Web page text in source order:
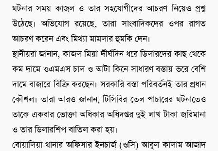
ঘটনার সময় কাজল ও তার সহযোগীদের আচরণ নিয়েও প্রশ্ন
উঠেছে। অভিযোগ রয়েছে, তারা সাংবাদিকদের ওপর রাগত
আচরণ করেন এবং মিথ্যা মামলার হুমকি দেন।
স্থানীয়রা জানান, কাজল মিয়া দীর্ঘদিন ধরে ডিলারদের কাছ থেকে
কম দামে ওএমএস চাল ও আটা কিনে সাধারণ বস্তায় ভরে বেশি
দামে বাজারে বিক্রি করছেন। সরকারি বস্তা পরিবর্তনই তার প্রধান
কৌশল। তারা আরও জানান, টিসিবির তেল পাচারের ঘটনাতেও
তাকে একবার ভোক্তা অধিকার অধিদপ্তর দুই লাখ টাকা জরিমানা
ও তার ডিলারশিপ বাতিল করা হয়।
বোয়ালিয়া থানার অফিসার ইনচার্জ (ওসি) আবুল কালাম আজাদ